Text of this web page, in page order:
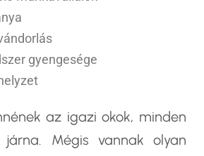
gyengesége
az igazi okok, minden
Mégis vannak olyan